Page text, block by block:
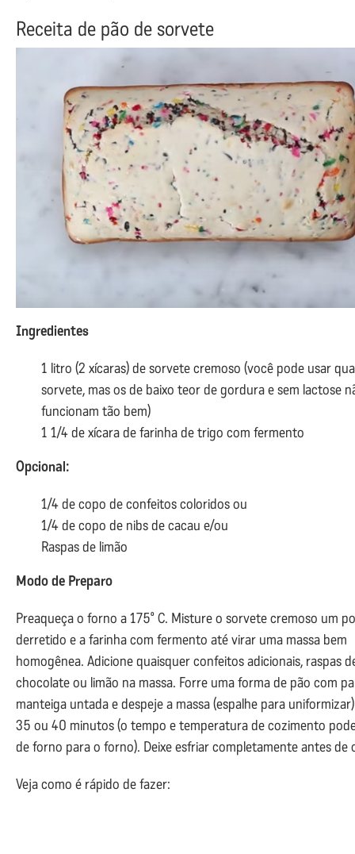
Receita de pão de sorvete
Ingredientes
1 litro (2 xícaras) de sorvete cremoso (você pode usar
sorvete, mas os de baixo teor de gordura e sem lactose
funcionam tão bem)
1 1/4 de xícara de farinha de trigo com fermento
Opcional:
1/4 de copo de confeitos coloridos ou
1/4 de copo de nibs de cacau e/ou
Raspas de limão
Modo de Preparo
Preaqueça o forno a 175º C. Misture o sorvete cremoso um
derretido e a farinha com fermento até virar uma massa bem
homogênea. Adicione quaisquer confeitos adicionais, raspas
chocolate ou limão na massa. Forre uma forma de pão com
manteiga untada e despeje a massa (espalhe para
35 ou 40 minutos (o tempo e temperatura de cozimento
de forno para o forno). Deixe esfriar completamente antes de
Veja como é rápido de fazer: